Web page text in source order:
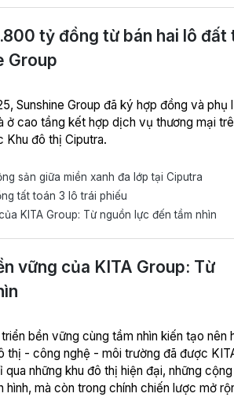
tỷ đồng từ bán hai lô đất
Group
Sunshine Group đã ký hợp đồng và phụ
ở cao tầng kết hợp dịch vụ thương mại
Khu đô thị Ciputra.
sản giữa miền xanh đa lớp tại Ciputra
tất toán 3 lô trái phiếu
KITA Group: Từ nguồn lực đến tầm nhìn
vững của KITA Group: Từ
bền vững cùng tầm nhìn kiến tạo nên
thị - công nghệ - môi trường đã được
những khu đô thị hiện đại, những cộng
hình, mà còn trong chính chiến lược mở